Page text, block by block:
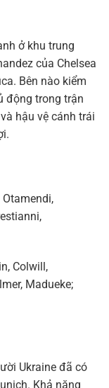
ở khu trung
của Chelsea
Bên nào kiểm
động trong trận
hậu vệ cánh trái
Otamendi,
Colwill,
Madueke;
Ukraine đã có
Khả năng